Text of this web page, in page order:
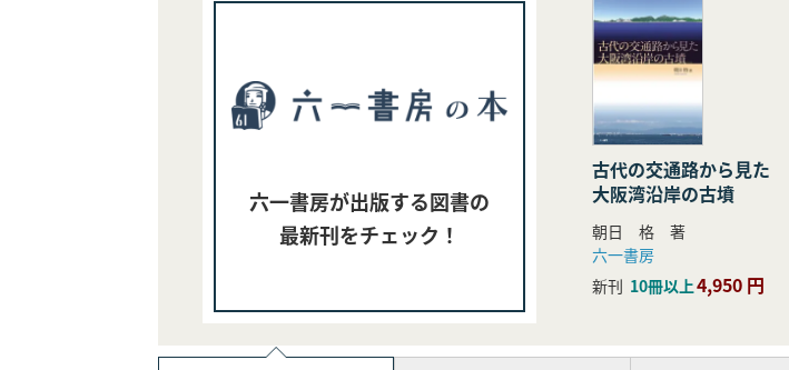
六一書房が出版する図書の
最新刊をチェック！
古代の交通路から見た
大阪湾沿岸の古墳
朝日 格 著
六一書房
新刊 10冊以上4,950 円